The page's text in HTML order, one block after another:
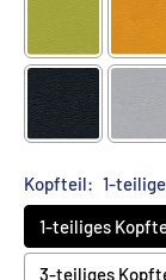
Kopfteil: 1-
1-teiliges
3-teiliges